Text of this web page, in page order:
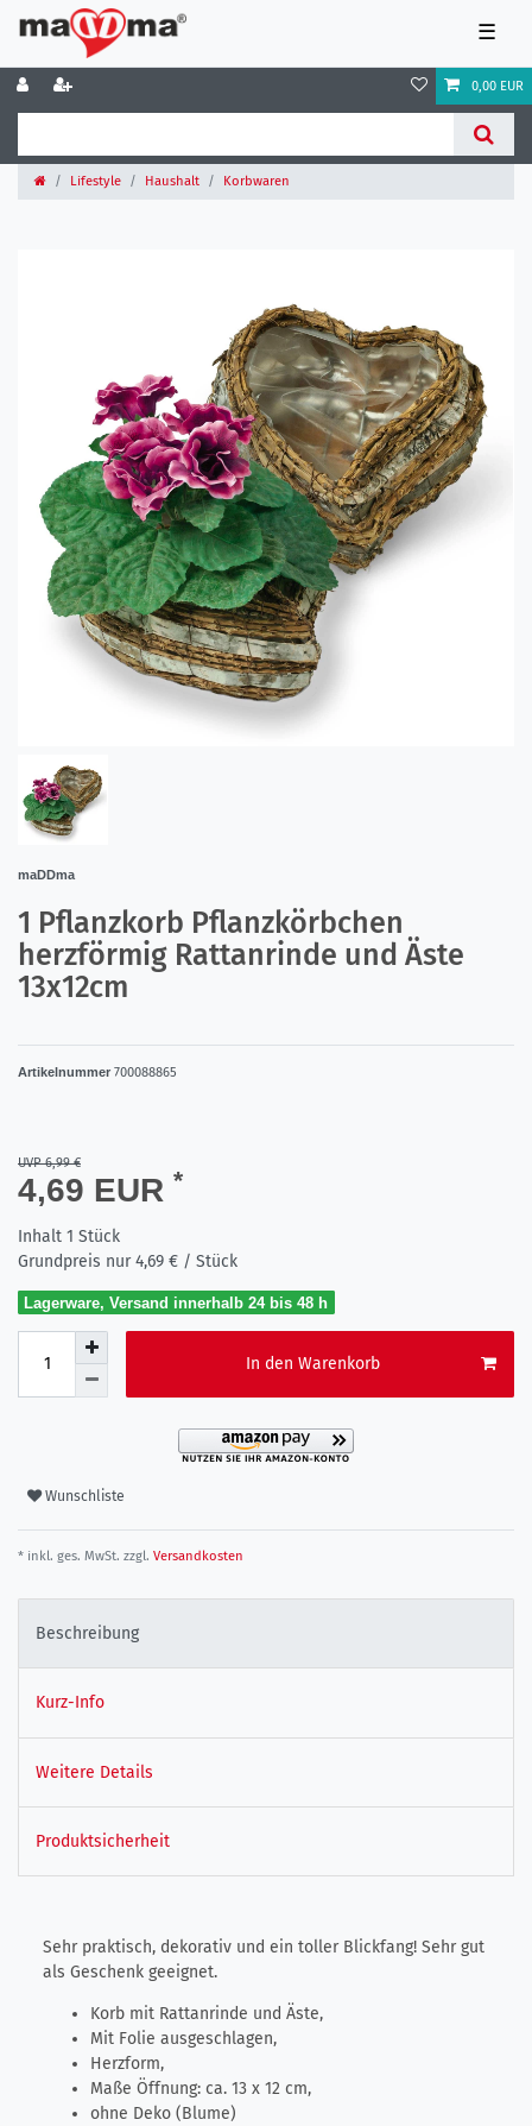
☰
0,00 EUR
Lifestyle Haushalt Korbwaren
maDDma
1 Pflanzkorb Pflanzkörbchen
herzförmig Rattanrinde und Äste
13x12cm
Artikelnummer 700088865
UVP 6,99 €
4,69 EUR *
Inhalt 1 Stück
Grundpreis nur4,69 € / Stück
Lagerware, Versand innerhalb 24 bis 48 h
In den Warenkorb
Wunschliste
* inkl. ges. MwSt. zzgl. Versandkosten
Beschreibung
Kurz-Info
Weitere Details
Produktsicherheit
Sehr praktisch, dekorativ und ein toller Blickfang! Sehr gut
als Geschenk geeignet.
Korb mit Rattanrinde und Äste,
Mit Folie ausgeschlagen,
Herzform,
Maße Öffnung: ca. 13 x 12 cm,
ohne Deko (Blume)